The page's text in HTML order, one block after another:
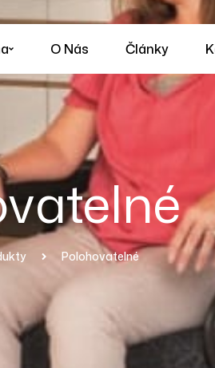
O Nás Články
Polohovatelné